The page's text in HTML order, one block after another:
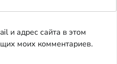
и адрес сайта в этом
моих комментариев.